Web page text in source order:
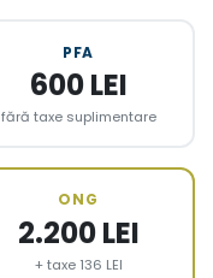
PFA
600 LEI
fără taxe suplimentare
ONG
2.200 LEI
+ taxe 136 LEI